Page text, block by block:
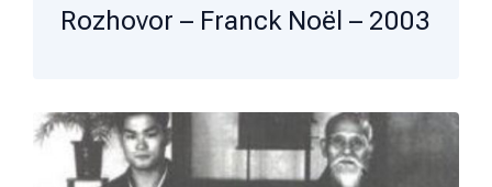
Rozhovor – Franck Noël – 2003